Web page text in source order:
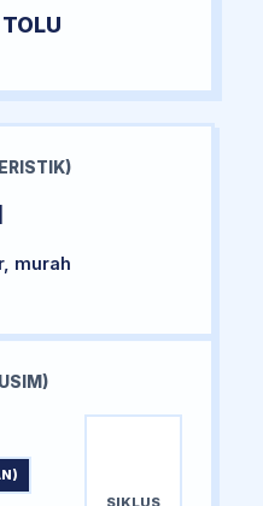
TOLU
murah
SIKLUS